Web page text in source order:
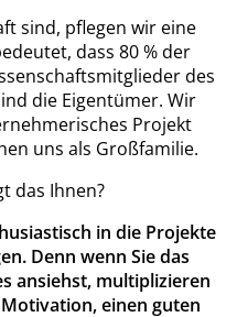
sind, pflegen wir eine
dass 80 % der
des
die Eigentümer. Wir
Projekt
uns als Großfamilie.
das Ihnen?
in die Projekte
Denn wenn Sie das
ansiehst, multiplizieren
einen guten